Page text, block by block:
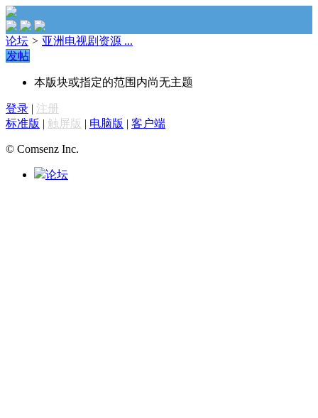
论坛 > 亚洲电视剧资源 ...
发帖
本版块或指定的范围内尚无主题
登录 | 注册
标准版 | 触屏版 | 电脑版 | 客户端
© Comsenz Inc.
论坛